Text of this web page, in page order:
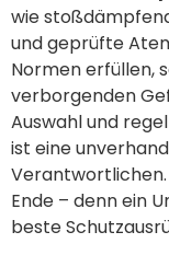
wie
und geprüfte
Normen erfüllen,
verborgenden
Auswahl und
ist eine
Ende – denn ein
beste